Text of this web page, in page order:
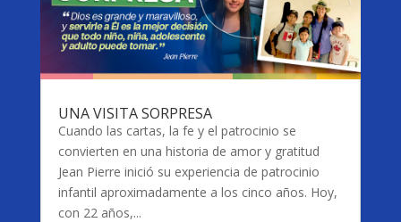
UNA VISITA SORPRESA
Cuando las cartas, la fe y el patrocinio se
convierten en una historia de amor y gratitud
Jean Pierre inició su experiencia de patrocinio
infantil aproximadamente a los cinco años. Hoy,
con 22 años,...